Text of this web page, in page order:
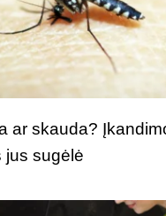
ar skauda?
jus sugėlė